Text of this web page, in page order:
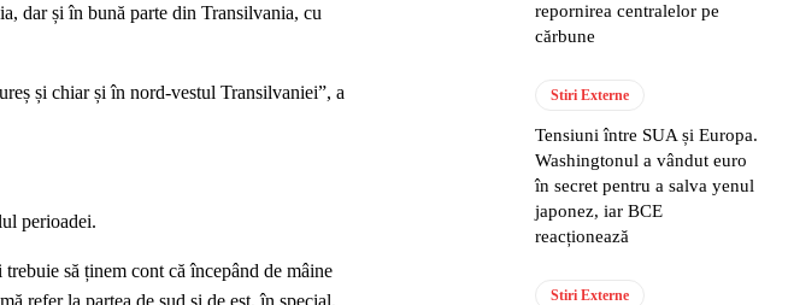
dar și în bună parte din Transilvania, cu
și chiar și în nord-vestul Transilvaniei”, a
perioadei.
să ținem cont că începând de mâine
refer la partea de sud și de est, în special,
repornirea centralelor pe
cărbune
Stiri Externe
Tensiuni între SUA și Europa.
Washingtonul a vândut euro
în secret pentru a salva yenul
japonez, iar BCE
reacționează
Stiri Externe